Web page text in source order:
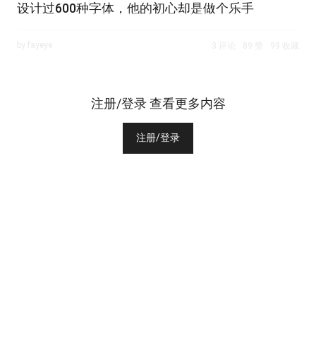
设计过600种字体，他的初心却是做个乐手
注册/登录 查看更多内容
注册/登录